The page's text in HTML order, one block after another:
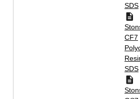
SDS
CF7
SDS